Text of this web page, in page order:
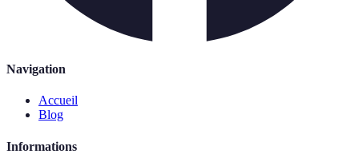
Navigation
Accueil
Blog
Informations